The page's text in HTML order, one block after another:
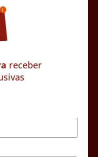
receber